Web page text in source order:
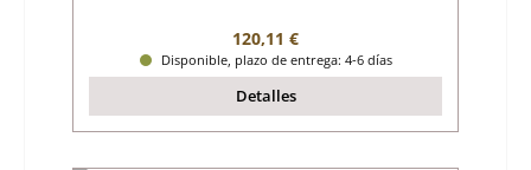
Precio normal:
120,11 €
Disponible, plazo de entrega: 4-6 días
Detalles